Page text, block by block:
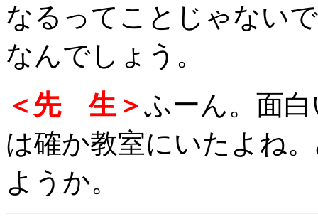
なるってことじゃない
なんでしょう。
＜先 生＞ふーん。面
は確か教室にいたよね
ようか。